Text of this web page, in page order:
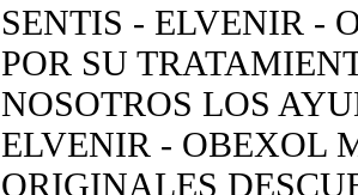
SENTIS - ELVENIR -
POR SU
NOSOTROS LOS
ELVENIR - OBEXOL
ORIGINALES